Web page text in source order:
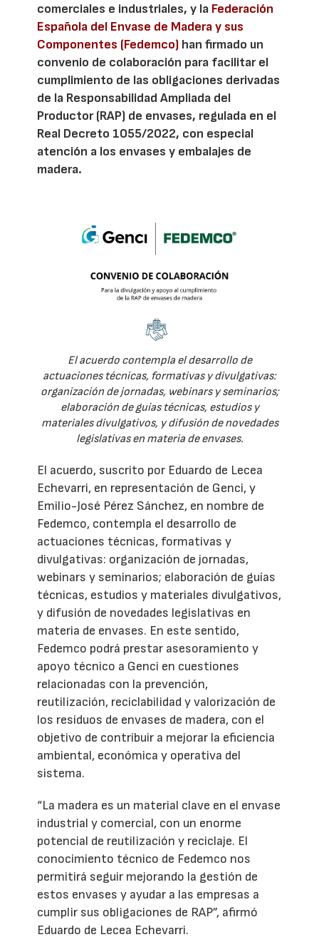
comerciales e industriales, y la Federación
Española del Envase de Madera y sus
Componentes (Fedemco) han firmado un
convenio de colaboración para facilitar el
cumplimiento de las obligaciones derivadas
de la Responsabilidad Ampliada del
Productor (RAP) de envases, regulada en el
Real Decreto 1055/2022, con especial
atención a los envases y embalajes de
madera.
El acuerdo contempla el desarrollo de
actuaciones técnicas, formativas y divulgativas:
organización de jornadas, webinars y seminarios;
elaboración de guías técnicas, estudios y
materiales divulgativos, y difusión de novedades
legislativas en materia de envases.
El acuerdo, suscrito por Eduardo de Lecea
Echevarri, en representación de Genci, y
Emilio-José Pérez Sánchez, en nombre de
Fedemco, contempla el desarrollo de
actuaciones técnicas, formativas y
divulgativas: organización de jornadas,
webinars y seminarios; elaboración de guías
técnicas, estudios y materiales divulgativos,
y difusión de novedades legislativas en
materia de envases. En este sentido,
Fedemco podrá prestar asesoramiento y
apoyo técnico a Genci en cuestiones
relacionadas con la prevención,
reutilización, reciclabilidad y valorización de
los residuos de envases de madera, con el
objetivo de contribuir a mejorar la eficiencia
ambiental, económica y operativa del
sistema.
“La madera es un material clave en el envase
industrial y comercial, con un enorme
potencial de reutilización y reciclaje. El
conocimiento técnico de Fedemco nos
permitirá seguir mejorando la gestión de
estos envases y ayudar a las empresas a
cumplir sus obligaciones de RAP”, afirmó
Eduardo de Lecea Echevarri.